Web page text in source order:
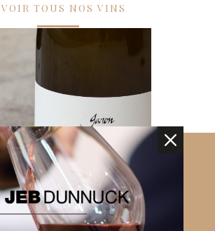
VOIR TOUS NOS VINS
M